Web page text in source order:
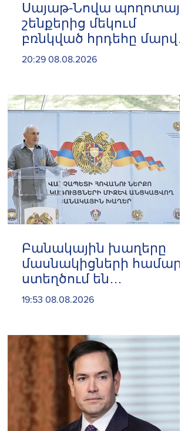
Սայաթ-Նովա պողոտայի
շենքերից մեկում
բռնկված հրդեհը մարվել
է
20:29 08.08.2026
Բանակային խաղերը
մասնակիցների համար
ստեղծում են
ինքնադրսևորման նոր
Փաշինյան
19:53 08.08.2026